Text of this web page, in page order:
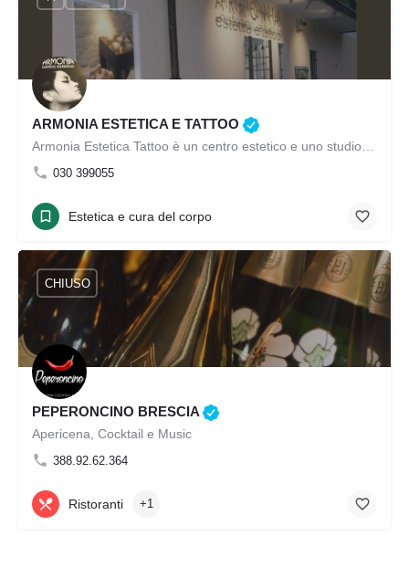
ARMONIA ESTETICA E TATTOO
030 399055
Estetica e cura del corpo
PEPERONCINO BRESCIA
Apericena, Cocktail e Music
388.92.62.364
CHIUSO
Ristoranti +1